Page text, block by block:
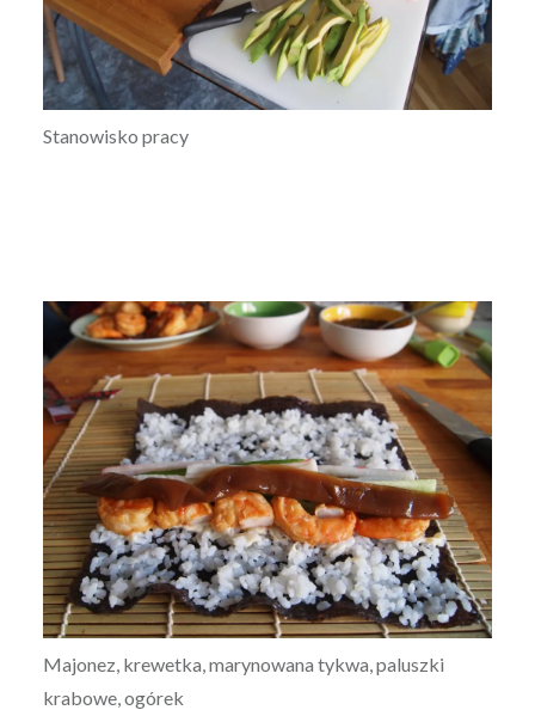
Stanowisko pracy
Majonez, krewetka, marynowana tykwa, paluszki
krabowe, ogórek